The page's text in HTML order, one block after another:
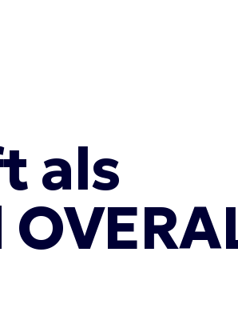
als